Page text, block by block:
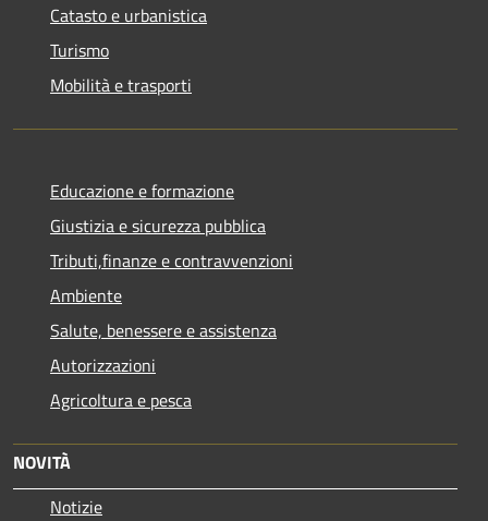
Catasto e urbanistica
Turismo
Mobilità e trasporti
Educazione e formazione
Giustizia e sicurezza pubblica
Tributi,finanze e contravvenzioni
Ambiente
Salute, benessere e assistenza
Autorizzazioni
Agricoltura e pesca
NOVITÀ
Notizie